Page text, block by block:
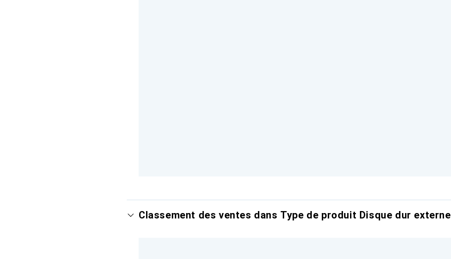
Classement des ventes dans Type de produit Disque dur externe